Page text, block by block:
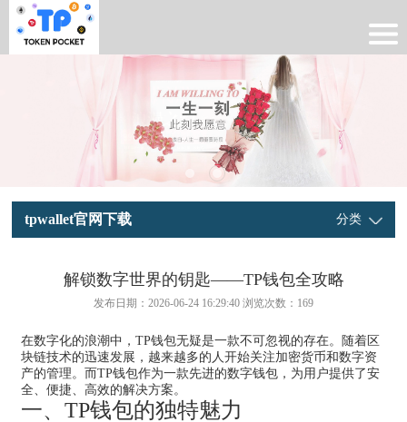
tpwallet官网下载 分类
解锁数字世界的钥匙——TP钱包全攻略
发布日期：2026-06-24 16:29:40 浏览次数： 169
在数字化的浪潮中，TP钱包无疑是一款不可忽视的存在。随着区
块链技术的迅速发展，越来越多的人开始关注加密货币和数字资
产的管理。而TP钱包作为一款先进的数字钱包，为用户提供了安
全、便捷、高效的解决方案。
一、TP钱包的独特魅力